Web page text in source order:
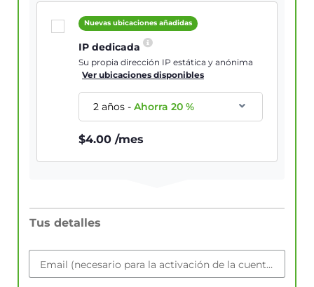
Nuevas ubicaciones añadidas
IP dedicada
Su propia dirección IP estática y anónima
Ver ubicaciones disponibles
2 años-Ahorra20 %
$4.00 /mes
Tus detalles
Email (necesario para la activación de la cuenta)